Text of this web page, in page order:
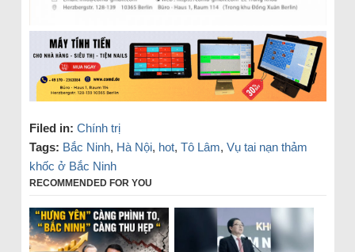
Filed in: Chính trị
Tags: Bắc Ninh, Hà Nội, hot, Tô Lâm, Vụ tai nạn thảm
khốc ở Bắc Ninh
RECOMMENDED FOR YOU